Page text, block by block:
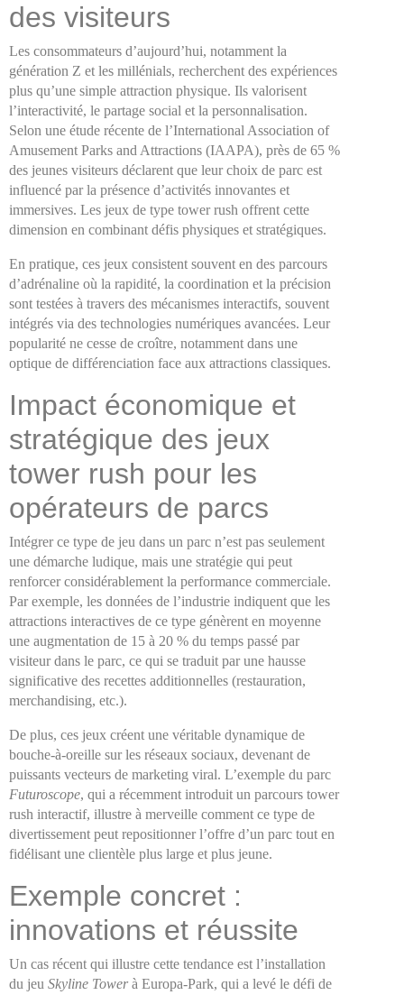
des visiteurs
Les consommateurs d’aujourd’hui, notamment la
génération Z et les millénials, recherchent des expériences
plus qu’une simple attraction physique. Ils valorisent
l’interactivité, le partage social et la personnalisation.
Selon une étude récente de l’International Association of
Amusement Parks and Attractions (IAAPA), près de 65 %
des jeunes visiteurs déclarent que leur choix de parc est
influencé par la présence d’activités innovantes et
immersives. Les jeux de type tower rush offrent cette
dimension en combinant défis physiques et stratégiques.
En pratique, ces jeux consistent souvent en des parcours
d’adrénaline où la rapidité, la coordination et la précision
sont testées à travers des mécanismes interactifs, souvent
intégrés via des technologies numériques avancées. Leur
popularité ne cesse de croître, notamment dans une
optique de différenciation face aux attractions classiques.
Impact économique et
stratégique des jeux
tower rush pour les
opérateurs de parcs
Intégrer ce type de jeu dans un parc n’est pas seulement
une démarche ludique, mais une stratégie qui peut
renforcer considérablement la performance commerciale.
Par exemple, les données de l’industrie indiquent que les
attractions interactives de ce type génèrent en moyenne
une augmentation de 15 à 20 % du temps passé par
visiteur dans le parc, ce qui se traduit par une hausse
significative des recettes additionnelles (restauration,
merchandising, etc.).
De plus, ces jeux créent une véritable dynamique de
bouche-à-oreille sur les réseaux sociaux, devenant de
puissants vecteurs de marketing viral. L’exemple du parc
Futuroscope, qui a récemment introduit un parcours tower
rush interactif, illustre à merveille comment ce type de
divertissement peut repositionner l’offre d’un parc tout en
fidélisant une clientèle plus large et plus jeune.
Exemple concret :
innovations et réussite
Un cas récent qui illustre cette tendance est l’installation
du jeu Skyline Towerà Europa-Park, qui a levé le défi de